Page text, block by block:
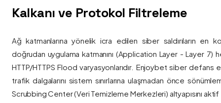
Kalkanı ve Protokol Filtreleme
Ağ katmanlarına yönelik icra edilen siber saldırıların en
doğrudan uygulama katmanını (Application Layer - Layer 7)
HTTP/HTTPS Flood varyasyonlarıdır. Enjoybet siber
trafik dalgalarını sistem sınırlarına ulaşmadan önce
Scrubbing Center (Veri Temizleme Merkezleri) altyapısını